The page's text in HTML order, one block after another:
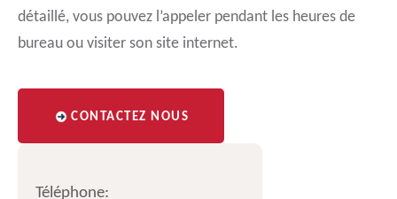
détaillé, vous pouvez l’appeler pendant les heures de
bureau ou visiter son site internet.
CONTACTEZ NOUS
Téléphone: